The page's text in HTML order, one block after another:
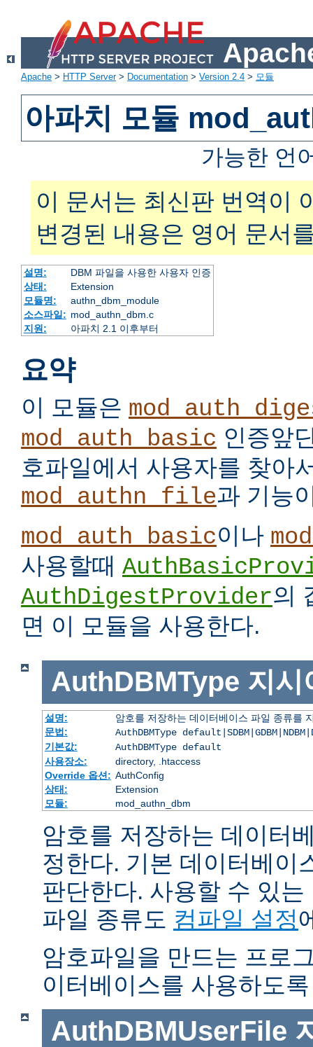
Apache > HTTP Server> Documentation > Version 2.4 > 모듈
아파치 모듈
가능한 언
이 문서는 최신판 번역이
변경된 내용은 영어 문서
설명:
DBM 파일을 사용한 사용자 인증
상태:
Extension
모듈명:
authn_dbm_module
소스파일: mod_authn_dbm.c
지원:
아파치 2.1 이후부터
요약
이 모듈은
mod_auth_basic 인증앞
호파일에서 사용자를 찾아
mod_authn_file과 기능
mod_auth_basic이나
사용할때
AuthDigestProvider의
면 이 모듈을 사용한다.
AuthDBMType 지시
설명:
암호를 저장하는 데이터베이스 파일 종류를
문법:
AuthDBMType
기본값:
AuthDBMType default
사용장소:
directory, .htaccess
Override 옵션: AuthConfig
상태:
Extension
모듈:
mod_authn_dbm
암호를 저장하는 데이터
정한다. 기본 데이터베이
판단한다. 사용할 수 있
파일 종류도 컴파일 설정
암호파일을 만드는 프로
이터베이스를 사용하도
AuthDBMUserFile